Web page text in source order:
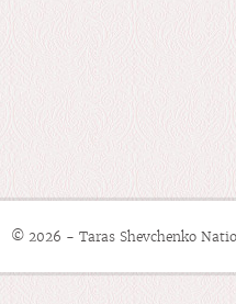
© 2026 - Taras Shevchenko